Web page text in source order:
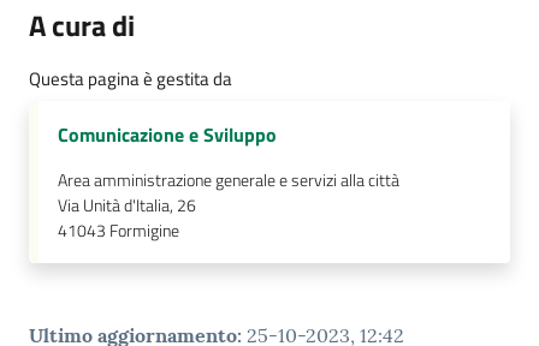
A cura di
Questa pagina è gestita da
Comunicazione e Sviluppo
Area amministrazione generale e servizi alla città
Via Unità d'Italia, 26
41043 Formigine
Ultimo aggiornamento: 25-10-2023, 12:42